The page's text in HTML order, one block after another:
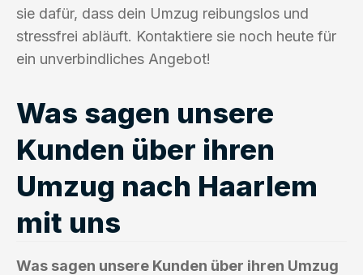
sie dafür, dass dein Umzug reibungslos und
stressfrei abläuft. Kontaktiere sie noch heute für
ein unverbindliches Angebot!
Was sagen unsere
Kunden über ihren
Umzug nach Haarlem
mit uns
Was sagen unsere Kunden über ihren Umzug